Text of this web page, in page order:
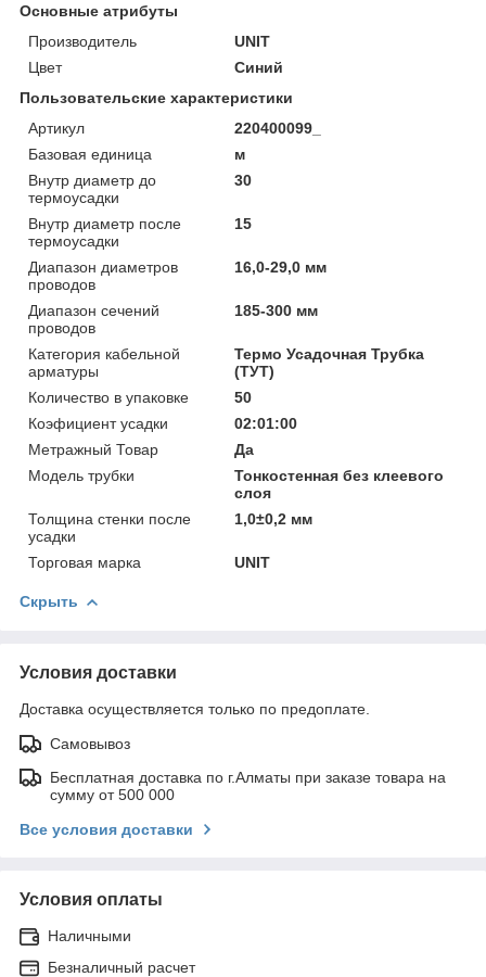
Основные атрибуты
Производитель
UNIT
Цвет
Синий
Пользовательские характеристики
Артикул
220400099_
Базовая единица
м
Внутр диаметр до
термоусадки
30
Внутр диаметр после
термоусадки
15
Диапазон диаметров
проводов
16,0-29,0 мм
Диапазон сечений
проводов
185-300 мм
Категория кабельной
арматуры
Термо Усадочная Трубка
(ТУТ)
Количество в упаковке
50
Коэфициент усадки
02:01:00
Метражный Товар
Да
Модель трубки
Тонкостенная без клеевого
слоя
Толщина стенки после
усадки
1,0±0,2 мм
Торговая марка UNIT
Скрыть
Условия доставки
Доставка осуществляется только по предоплате.
Самовывоз
Бесплатная доставка по г.Алматы при заказе товара на
сумму от 500 000
Все условия доставки
Условия оплаты
Наличными
Безналичный расчет